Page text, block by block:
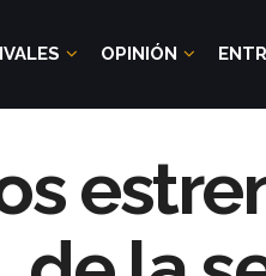
OPINIÓN